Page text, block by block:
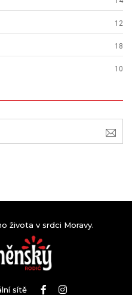
12
18
10
života v srdci Moravy.
sítě